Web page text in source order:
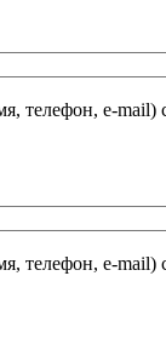
телефон, e-mail)
телефон, e-mail)